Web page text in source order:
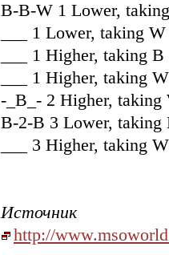
B-B-W 1 Lower,
___ 1 Lower, taking
___ 1 Higher, taking
___ 1 Higher, taking
-_B_- 2 Higher, taking
B-2-B 3 Lower, taking
___ 3 Higher, taking
Источник
http://